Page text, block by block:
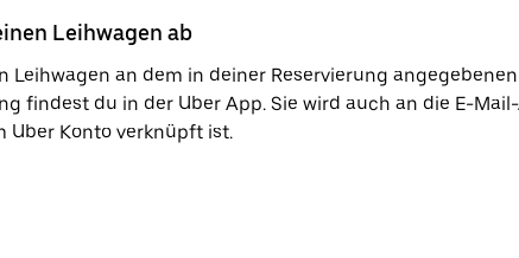
Leihwagen ab
Leihwagen an dem in deiner Reservierung
findest du in der Uber App. Sie wird auch an die E-
Uber Konto verknüpft ist.